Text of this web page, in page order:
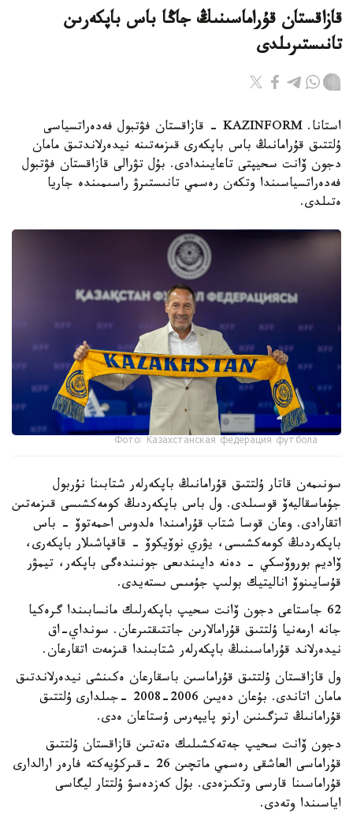
قازاقستان قۇراماسىنىڭ جاڭا باس باپكەرىن
تانىستىرىلدى
استانا. KAZINFORM - قازاقستان فۋتبول فەدەراتسياسى
ۇلتتىق قۇرامانىڭ باس باپكەرى قىزمەتىنە نيدەرلاندتىق مامان
دجون ۆانت سحيپتى تاعايىندادى. بۇل تۋرالى قازاقستان فۋتبول
فەدەراتسياسىندا وتكەن رەسمي تانىستىرۋ راسىمىندە جاريا
ەتىلدى.
Фото: Казахстанская федерация футбола
سونىمەن قاتار ۇلتتىق قۇرامانىڭ باپكەرلەر شتابىنا نۇربول
جۇماسقاليەۆ قوسىلدى. ول باس باپكەردىڭ كومەكشىسى قىزمەتىن
اتقارادى. وعان قوسا شتاب قۇرامىندا ەلدوس احمەتوۆ - باس
باپكەردىڭ كومەكشىسى، يۋري نوۆيكوۆ - قاقپاشىلار باپكەرى،
ۆاديم بوروۆسكي - دەنە دايىندىعى جونىندەگى باپكەر، تيمۋر
قۇسايىنوۆ اناليتيك بولىپ جۇمىس ىستەيدى.
62 جاستاعى دجون ۆانت سحيپ باپكەرلىك مانسابىندا گرەكيا
جانە ارمەنيا ۇلتتىق قۇرامالارىن جاتتىقتىرعان. سونداي-اق
نيدەرلاند قۇراماسىنىڭ باپكەرلەر شتابىندا قىزمەت اتقارعان.
ول قازاقستان ۇلتتىق قۇراماسىن باسقارعان ەكىنشى نيدەرلاندتىق
مامان اتاندى. بۇعان دەيىن 2006-2008 -جىلدارى ۇلتتىق
قۇرامانىڭ تىزگىنىن ارنو پايپەرس ۇستاعان ەدى.
دجون ۆانت سحيپ جەتەكشىلىك ەتەتىن قازاقستان ۇلتتىق
قۇراماسى العاشقى رەسمي ماتچىن 26 -قىركۇيەكتە فارەر ارالدارى
قۇراماسىنا قارسى وتكىزەدى. بۇل كەزدەسۋ ۇلتتار ليگاسى
اياسىندا وتەدى.